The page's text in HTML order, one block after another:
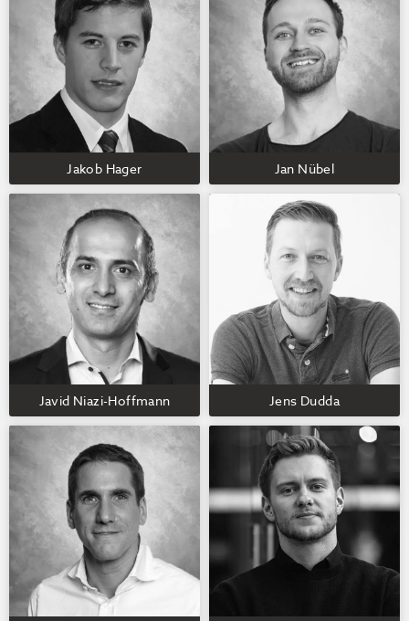
Jakob Hager Jan Nübel
Javid Niazi-Hoffmann Jens Dudda